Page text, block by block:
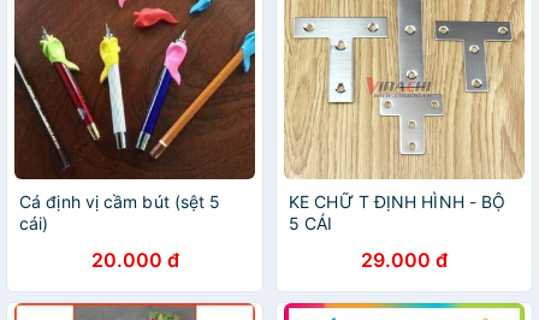
Cá định vị cầm bút (sệt 5
cái)
20.000 đ
KE CHỮ T ĐỊNH HÌNH - BỘ
5 CÁI
29.000 đ